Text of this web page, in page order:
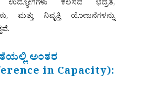
ಉದ್ಯೋಗಗಳು ಕೆಲಸದ ಭದ್ರತೆ,
ಮತ್ತು ನಿವೃತ್ತಿ ಯೋಜನೆಗಳನ್ನು
ಅಂತರ
in Capacity):